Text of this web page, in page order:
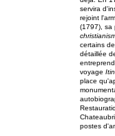
servira
rejoint
(1797), sa
certains
détaillée
voyage
place
postes